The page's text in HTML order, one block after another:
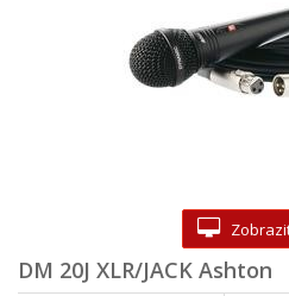
DM 20J XLR/JACK Ashton